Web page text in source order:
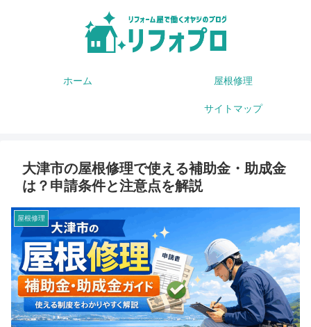
ホーム 屋根修理
サイトマップ
大津市の屋根修理で使える補助金・助成金
は？申請条件と注意点を解説
屋根修理